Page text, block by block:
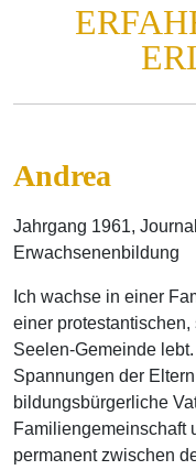
Andrea
Jahrgang 1961,
Erwachsenenbildung
Ich wachse in einer
einer
Seelen-Gemeinde
Spannungen der
bildungsbürgerliche
Familiengemeinschaft
permanent zwischen